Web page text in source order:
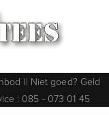
|| Niet goed? Geld
: 085 - 073 01 45